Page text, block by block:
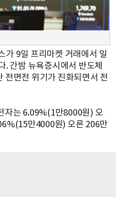
가 9일 프리마켓 거래에서 일
간밤 뉴욕증시에서 반도체
전면전 위기가 진화되면서 전
자는 6.09%(1만8000원) 오
만4000원) 오른 206만